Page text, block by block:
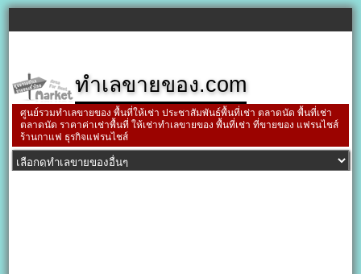
ทำเลขายของ.com
ศูนย์รวมทำเลขายของ พื้นที่ให้เช่า ประชาสัมพันธ์พื้นที่เช่า ตลาดนัด พื้นที่เช่า
ตลาดนัด ราคาค่าเช่าพื้นที่ ให้เช่าทำเลขายของ พื้นที่เช่า ที่ขายของ แฟรนไชส์
ร้านกาแฟ ธุรกิจแฟรนไชส์